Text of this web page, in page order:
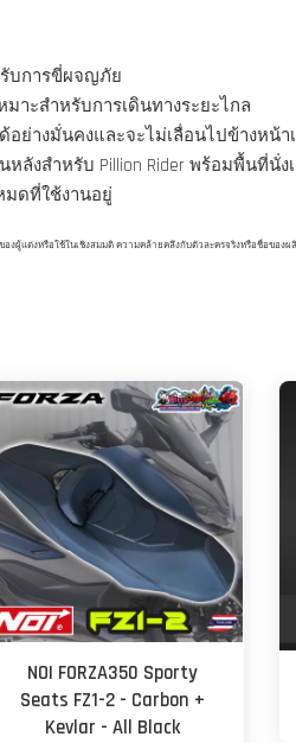
บการขี่ผจญภัย
าะสำหรับการเดินทางระยะไกล
อย่างมั่นคงและจะไม่เลื่อนไปข้างหน้
งสำหรับ Pillion Rider พร้อมพื้นที่นั่งเ
ดที่ใช้งานอยู่
ผู้แต่งหรือใช้ในเชิงสมมติ ความคล้ายคลึงกับตัวละครจริงหรือชื่อขอ
NOI FORZA350 Sporty
Seats FZ1-2 - Carbon +
Kevlar - All Black